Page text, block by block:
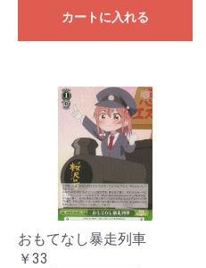
カートに入れる
おもてなし暴走列車
￥33